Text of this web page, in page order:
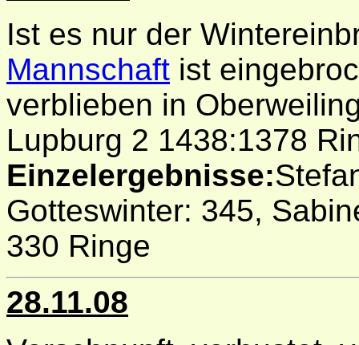
Ist es nur der
Mannschaft ist
verblieben in
Lupburg 2 1438:1378
Einzelergebnisse:
Gotteswinter: 345,
330 Ringe
28.11.08